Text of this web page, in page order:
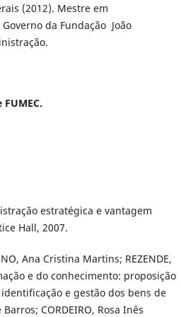
(2012). Mestre em
da Fundação João
estratégica e vantagem
Hall, 2007.
Ana Cristina Martins; REZENDE,
e do conhecimento: proposição
e gestão dos bens de
CORDEIRO, Rosa Inês